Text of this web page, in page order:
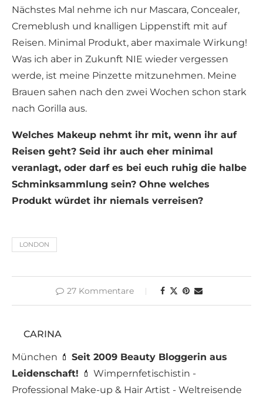
Nächstes Mal nehme ich nur Mascara, Concealer,
Cremeblush und knalligen Lippenstift mit auf
Reisen. Minimal Produkt, aber maximale Wirkung!
Was ich aber in Zukunft NIE wieder vergessen
werde, ist meine Pinzette mitzunehmen. Meine
Brauen sahen nach den zwei Wochen schon stark
nach Gorilla aus.
Welches Makeup nehmt ihr mit, wenn ihr auf
Reisen geht? Seid ihr auch eher minimal
veranlagt, oder darf es bei euch ruhig die halbe
Schminksammlung sein? Ohne welches
Produkt würdet ihr niemals verreisen?
LONDON
27 Kommentare
CARINA
München 💄 Seit 2009 Beauty Bloggerin aus
Leidenschaft! 💄 Wimpernfetischistin -
Professional Make-up & Hair Artist - Weltreisende